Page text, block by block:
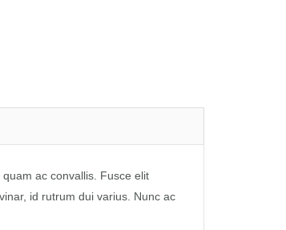
ac convallis. Fusce elit
id rutrum dui varius. Nunc ac